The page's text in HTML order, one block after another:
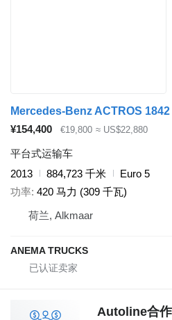
Mercedes-Benz ACTROS 1842
¥154,400
€19,800 ≈ US$22,880
平台式运输车
2013
884,723 千米
Euro 5
功率 420 马力 (309 千瓦)
荷兰, Alkmaar
ANEMA TRUCKS
Autoline合